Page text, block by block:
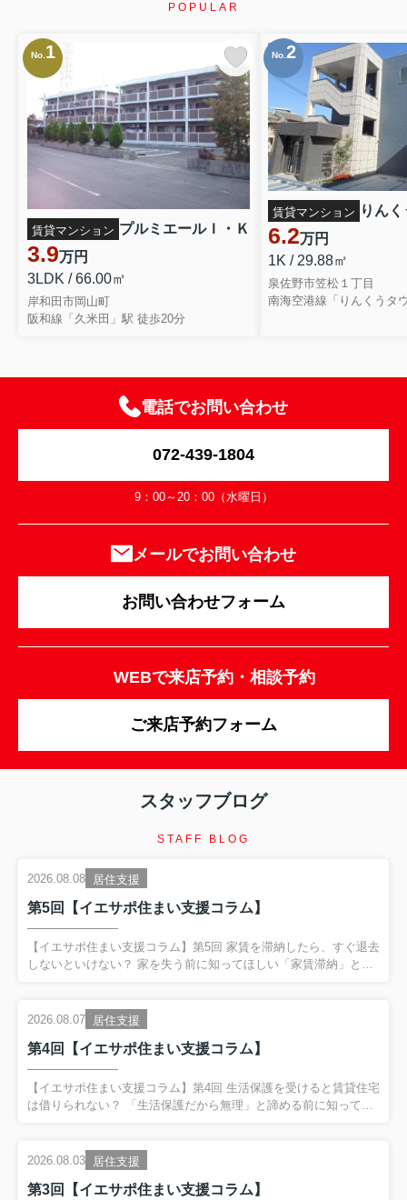
POPULAR
No. 1
賃貸マンション プルミエールＩ・Ｋ
3.9万円
3LDK / 66.00㎡
岸和田市岡山町
阪和線「久米田」駅 徒歩20分
No. 2
賃貸マンション りん
6.2万円
1K / 29.88㎡
泉佐野市笠松１丁目
南海空港線「りんくうタ
電話でお問い合わせ
072-439-1804
9：00～20：00（水曜日）
メールでお問い合わせ
お問い合わせフォーム
WEBで来店予約・相談予約
ご来店予約フォーム
スタッフブログ
STAFF BLOG
2026.08.08 居住支援
第5回【イエサポ住まい支援コラム】
【イエサポ住まい支援コラム】第5回 家賃を滞納したら、すぐ退去
しないといけない？ 家を失う前に知ってほしい「家賃滞納」とい
護を受給していることだけで、 賃貸住宅を借りられないわけでは
ありません。 一方で、 保証会社や初期費用、家賃、緊急連絡先な
ど、 入居までに整理が必要なケースがあります。 そして何より大
切なのが、 困ってからではなく、困り始めた段階で相談するこ
と。 今回は、その代表的なサインである、 「家賃滞納」 につい
てお話しします。 家賃を滞納したら、すぐに退去...
2026.08.07 居住支援
第4回【イエサポ住まい支援コラム】
【イエサポ住まい支援コラム】第4回 生活保護を受けると賃貸住宅
は借りられない？ 「生活保護だから無理」と諦める前に知ってほ
理由だけではなく、 「何かあったときに誰が対応するのか」 とい
う大家さん側の不安が、住まい探しを難しくしているケースがあ
ります。 そのため、保証会社や支援機関、居住支援法人などが関
2026.08.03 居住支援
第3回【イエサポ住まい支援コラム】